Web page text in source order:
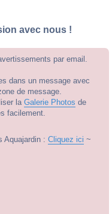
avec nous !
par email.
dans un message avec
de message.
la Galerie Photos de
facilement.
Aquajardin : Cliquez ici ~